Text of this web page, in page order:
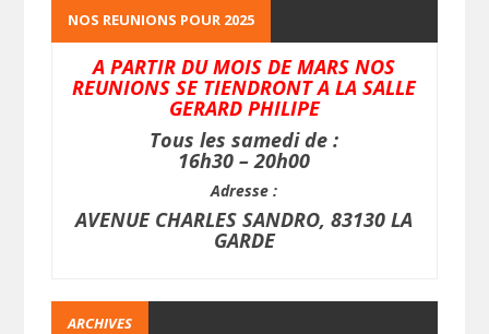
NOS REUNIONS POUR 2025
A PARTIR DU MOIS DE MARS NOS
REUNIONS SE TIENDRONT A LA SALLE
GERARD PHILIPE
Tous les samedi de :
16h30 – 20h00
Adresse :
AVENUE CHARLES SANDRO, 83130 LA
GARDE
ARCHIVES